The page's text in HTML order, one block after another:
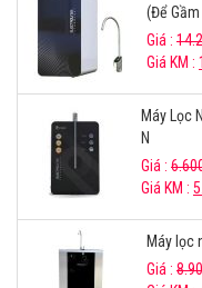
(Để Gầm
Giá :
Giá KM :
Máy Lọc
N
Giá :
Giá KM :
Máy lọc
Giá :